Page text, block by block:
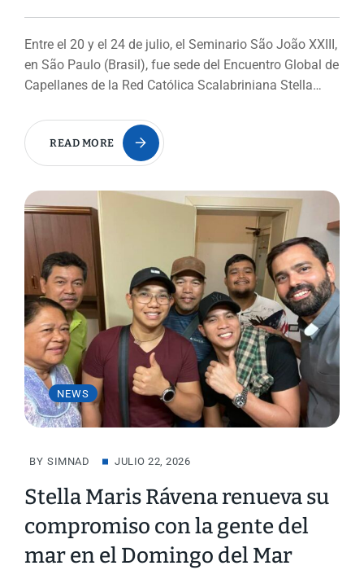
Entre el 20 y el 24 de julio, el Seminario São João XXIII,
en São Paulo (Brasil), fue sede del Encuentro Global de
Capellanes de la Red Católica Scalabriniana Stella…
READ MORE
NEWS
BY SIMNAD JULIO 22, 2026
Stella Maris Rávena renueva su
compromiso con la gente del
mar en el Domingo del Mar